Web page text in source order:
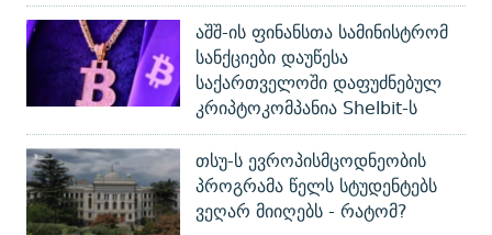
აშშ-ის ფინანსთა სამინისტრომ
სანქციები დაუწესა
საქართველოში დაფუძნებულ
კრიპტოკომპანია Shelbit-ს
თსუ-ს ევროპისმცოდნეობის
პროგრამა წელს სტუდენტებს
ვეღარ მიიღებს - რატომ?